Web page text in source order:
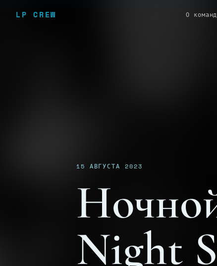
LP CREW О
15 АВГУСТА 2023
Night